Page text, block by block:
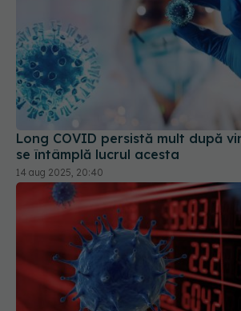
Long COVID persistă mult după
se întâmplă lucrul acesta
14 aug 2025, 20:40